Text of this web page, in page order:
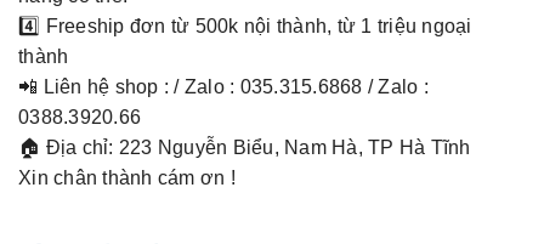
4️⃣ Freeship đơn từ 500k nội thành, từ 1 triệu ngoại
thành
📲 Liên hệ shop : / Zalo : 035.315.6868 / Zalo :
0388.3920.66
🏠 Địa chỉ: 223 Nguyễn Biểu, Nam Hà, TP Hà Tĩnh
Xin chân thành cám ơn !